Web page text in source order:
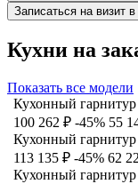
Записаться на визит
Кухни на
Показать все модели
Кухонный
100 262 ₽ -45% 55
Кухонный
113 135 ₽ -45% 62
Кухонный